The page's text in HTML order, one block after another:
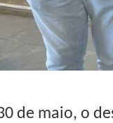
de maio, o